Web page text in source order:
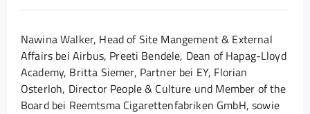
Nawina Walker, Head of Site Mangement & External
Affairs bei Airbus, Preeti Bendele, Dean of Hapag-Lloyd
Academy, Britta Siemer, Partner bei EY, Florian
Osterloh, Director People & Culture und Member of the
Board bei Reemtsma Cigarettenfabriken GmbH, sowie